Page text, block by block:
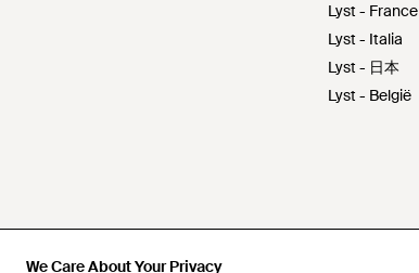
We Care About Your Privacy
We Care About Your Privacy
Lyst - France
Lyst - Italia
Lyst - 日本
Lyst - België